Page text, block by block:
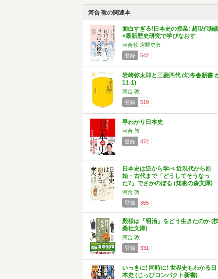
河合 敦の関連本
面白すぎる!日本史の授業: 超現代語
×最新歴史研究で学びなおす
河合敦,房野史典
登録
542
岩崎弥太郎と三菱四代 (幻冬舎新書
11-1)
河合 敦
登録
519
早わかり日本史
河合 敦
登録
472
日本史は逆から学べ 近現代から原
始・古代まで「どうしてそうなっ
た?」でさかのぼる (知恵の森文庫)
河合 敦
登録
365
殿様は「明治」をどう生きたのか (
桑社文庫)
河合 敦
登録
331
いっきに! 同時に! 世界史もわかる日
本史 (じっぴコンパクト新書)